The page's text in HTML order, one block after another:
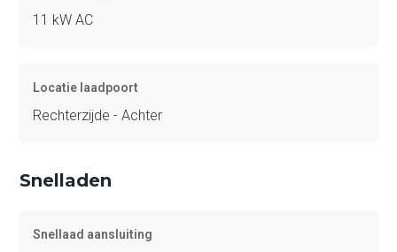
11 kW AC
Locatie laadpoort
Rechterzijde - Achter
Snelladen
Snellaad aansluiting